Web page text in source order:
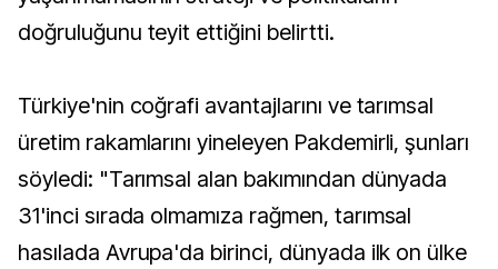
doğruluğunu teyit ettiğini belirtti.
Türkiye'nin coğrafi avantajlarını ve tarımsal
üretim rakamlarını yineleyen Pakdemirli, şunları
söyledi: "Tarımsal alan bakımından dünyada
31'inci sırada olmamıza rağmen, tarımsal
hasılada Avrupa'da birinci, dünyada ilk on ülke